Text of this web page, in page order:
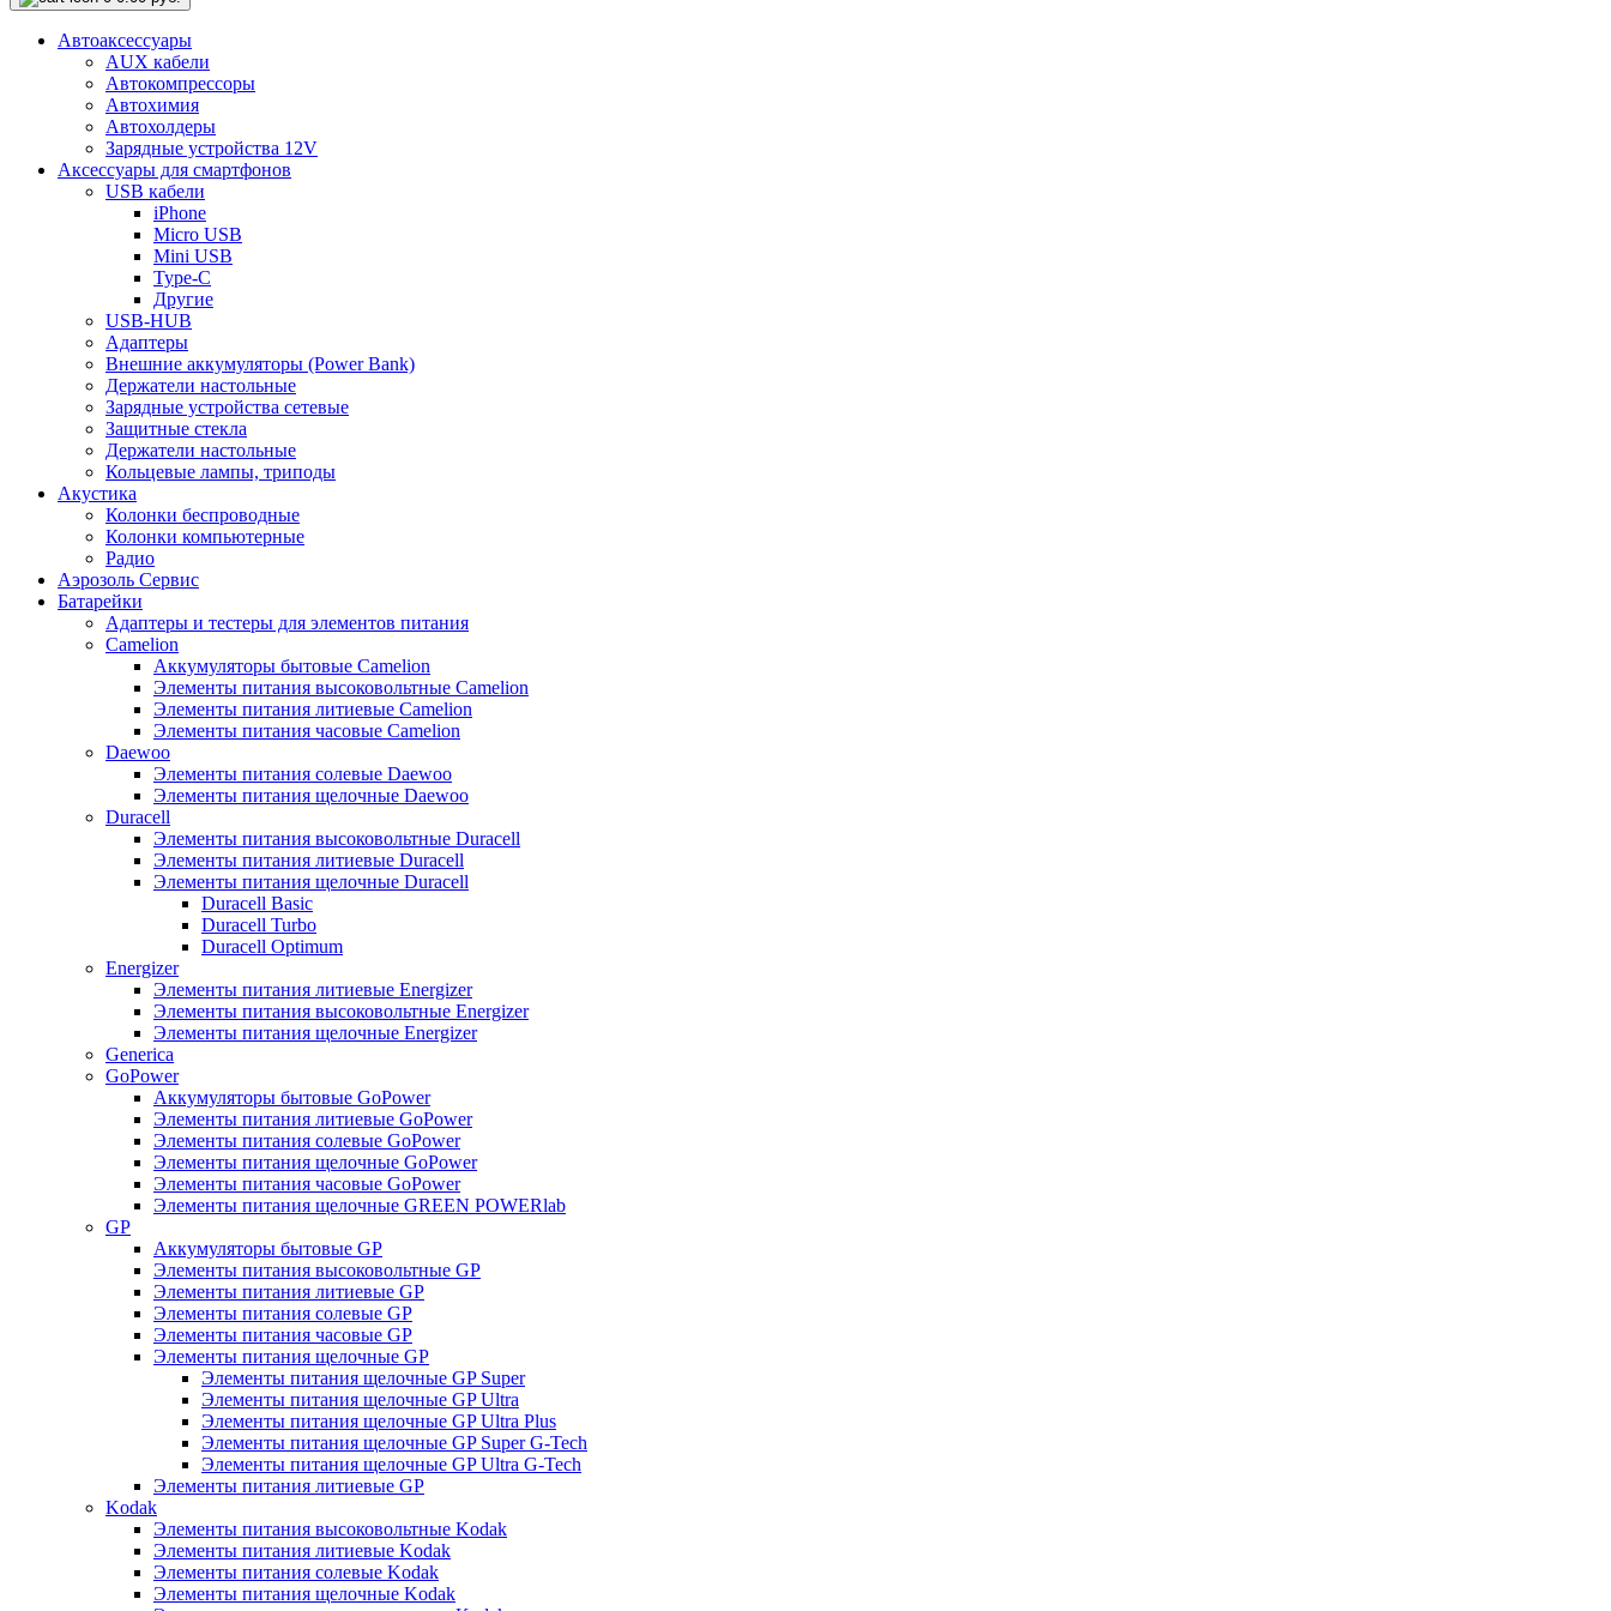
Автоаксессуары
AUX кабели
Автокомпрессоры
Автохимия
Автохолдеры
Зарядные устройства 12V
Аксессуары для смартфонов
USB кабели
iPhone
Micro USB
Mini USB
Type-C
Другие
USB-HUB
Адаптеры
Внешние аккумуляторы (Power Bank)
Держатели настольные
Зарядные устройства сетевые
Защитные стекла
Держатели настольные
Кольцевые лампы, триподы
Акустика
Колонки беспроводные
Колонки компьютерные
Радио
Аэрозоль Сервис
Батарейки
Aдаптеры и тестеры для элементов питания
Camelion
Аккумуляторы бытовые Camelion
Элементы питания высоковольтные Camelion
Элементы питания литиевые Camelion
Элементы питания часовые Camelion
Daewoo
Элементы питания солевые Daewoo
Элементы питания щелочные Daewoo
Duracell
Элементы питания высоковольтные Duracell
Элементы питания литиевые Duracell
Элементы питания щелочные Duracell
Duracell Basic
Duracell Turbo
Duracell Optimum
Energizer
Элементы питания литиевые Energizer
Элементы питания высоковольтные Energizer
Элементы питания щелочные Energizer
Generica
GoPower
Аккумуляторы бытовые GoPower
Элементы питания литиевые GoPower
Элементы питания солевые GoPower
Элементы питания щелочные GoPower
Элементы питания часовые GoPower
Элементы питания щелочные GREEN POWERlab
GP
Аккумуляторы бытовые GP
Элементы питания высоковольтные GP
Элементы питания литиевые GP
Элементы питания солевые GP
Элементы питания часовые GP
Элементы питания щелочные GP
Элементы питания щелочные GP Super
Элементы питания щелочные GP Ultra
Элементы питания щелочные GP Ultra Plus
Элементы питания щелочные GP Super G-Tech
Элементы питания щелочные GP Ultra G-Tech
Элементы питания литиевые GP
Kodak
Элементы питания высоковольтные Kodak
Элементы питания литиевые Kodak
Элементы питания солевые Kodak
Элементы питания щелочные Kodak